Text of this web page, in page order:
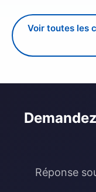
Voir toutes les
Réponse